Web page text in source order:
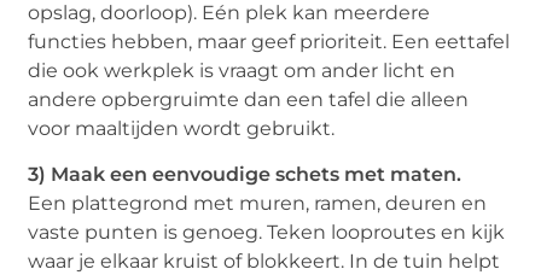
opslag, doorloop). Eén plek kan meerdere
functies hebben, maar geef prioriteit. Een eettafel
die ook werkplek is vraagt om ander licht en
andere opbergruimte dan een tafel die alleen
voor maaltijden wordt gebruikt.
3) Maak een eenvoudige schets met maten.
Een plattegrond met muren, ramen, deuren en
vaste punten is genoeg. Teken looproutes en kijk
waar je elkaar kruist of blokkeert. In de tuin helpt